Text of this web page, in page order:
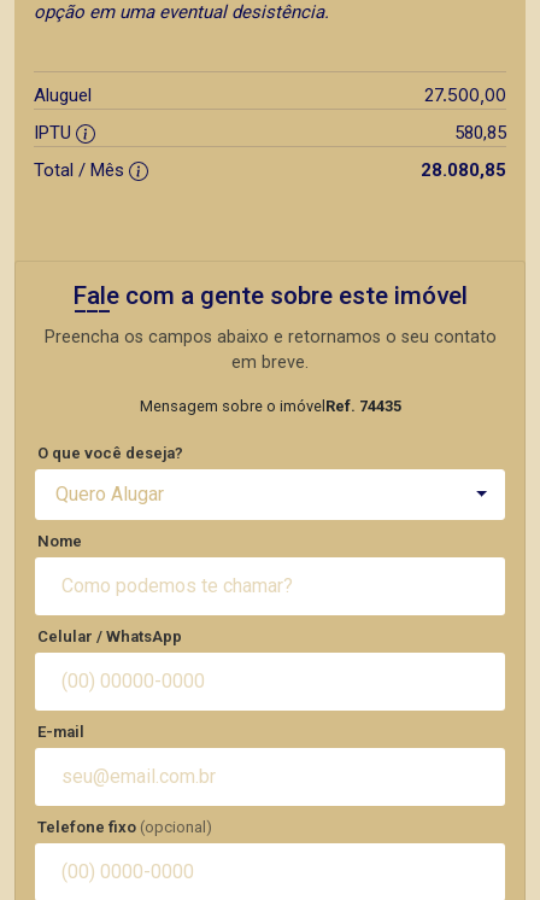
opção em uma eventual desistência.
Aluguel 27.500,00
IPTU
580,85
Total / Mês
28.080,85
Fale com a gente sobre este imóvel
Preencha os campos abaixo e retornamos o seu contato
em breve.
Mensagem sobre o imóvel Ref. 74435
O que você deseja?
Quero Alugar
Nome
Celular / WhatsApp
E-mail
Telefone fixo (opcional)